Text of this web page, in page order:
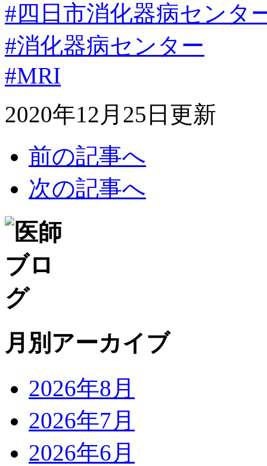
#四日市消化器病センタ
#消化器病センター
#MRI
2020年12月25日更新
前の記事へ
次の記事へ
月別アーカイブ
2026年8月
2026年7月
2026年6月